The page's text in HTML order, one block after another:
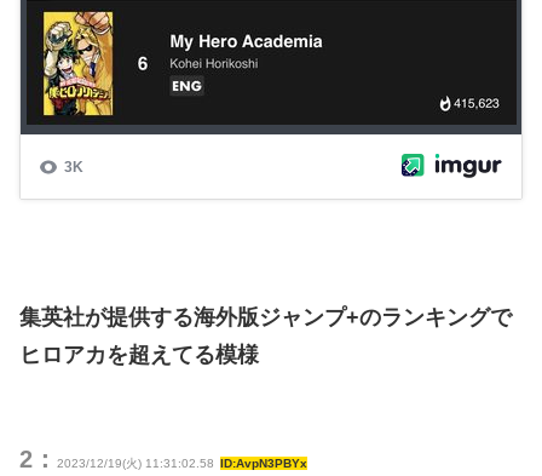
集英社が提供する海外版ジャンプ+のランキングで
ヒロアカを超えてる模様
2： 2023/12/19(火) 11:31:02.58 ID:AvpN3PBYx